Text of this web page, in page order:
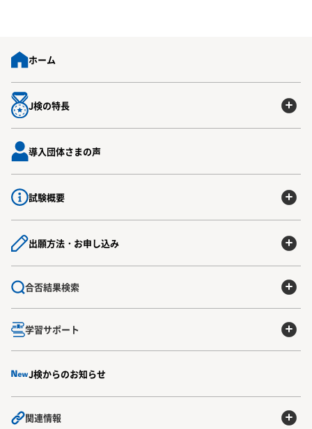
ホーム
J検の特長
導入団体さまの声
試験概要
出願方法・お申し込み
合否結果検索
学習サポート
J検からのお知らせ
関連情報